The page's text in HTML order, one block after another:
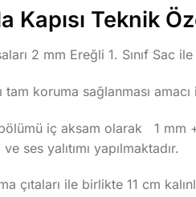
Kapısı Teknik
2 mm Ereğli 1. Sınıf Sac
tam koruma sağlanması
bölümü iç aksam olarak 1
ses yalıtımı yapılmaktadır.
çıtaları ile birlikte 11 cm